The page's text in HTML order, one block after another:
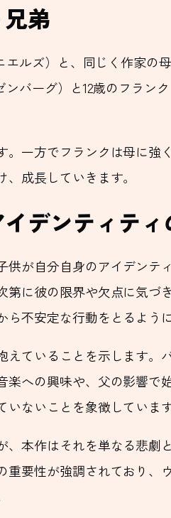
弟
ルズ）と、同じく作家
バーグ）と12歳のフラン
一方でフランクは母に強
成長していきます。
デンティテ
供が自分自身のアイデン
に彼の限界や欠点に気
不安定な行動をとるよう
ていることを示します
への興味や、父の影響で
ないことを象徴しています
本作はそれを単なる悲
要性が強調されており